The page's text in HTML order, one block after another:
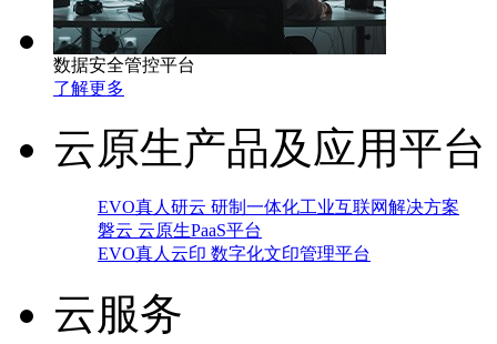
数据安全管控平台
了解更多
云原生产品及应用平台
EVO真人研云 研制一体化工业互联网解决方案
磐云 云原生PaaS平台
EVO真人云印 数字化文印管理平台
云服务